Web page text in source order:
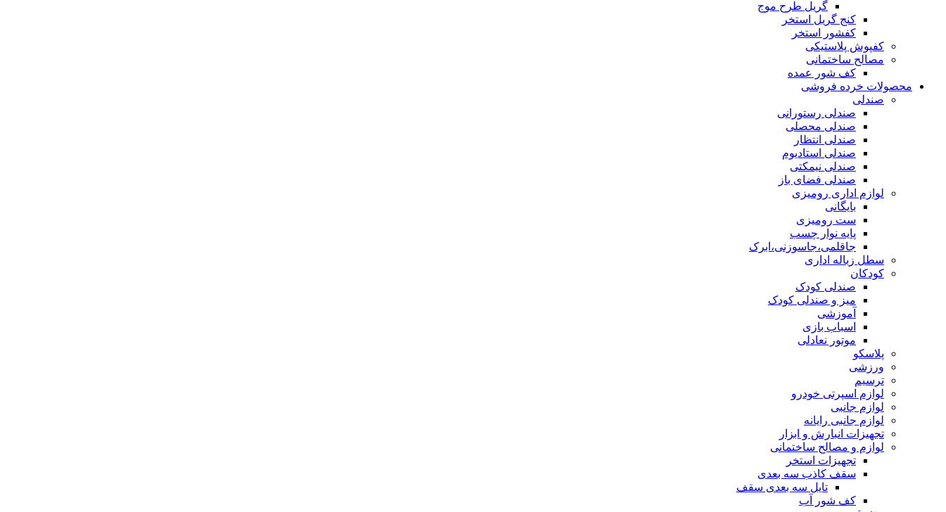
گریل طرح موج
کنج گریل استخر
کفشور استخر
کفپوش پلاستیکی
مصالح ساختمانی
کف شور عمده
محصولات خرده فروشی
صندلی
صندلی رستورانی
صندلی محصلی
صندلی انتظار
صندلی استادیوم
صندلی نیمکتی
صندلی فضای باز
لوازم اداری رومیزی
بایگانی
ست رومیزی
پایه نوار چسب
جاقلمی،جاسوزنی،ابرک
سطل زباله اداری
کودکان
صندلی کودک
میز و صندلی کودک
آموزشی
اسباب بازی
موتور نعادلی
پلاسکو
ورزشی
ترسیم
لوازم اسپرتی خودرو
لوازم جانبی
لوازم جانبی رایانه
تجهیزات انبارش و ابزار
لوازم و مصالح ساختمانی
تجهیزات استخر
سقف کاذب سه بعدی
تایل سه بعدی سقف
کف شور آب